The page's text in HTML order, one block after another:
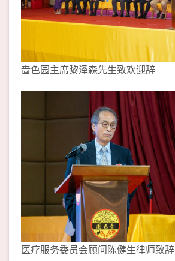
啬色园主席黎泽森先生致欢迎辞
医疗服务委员会顾问陈健生律师致辞